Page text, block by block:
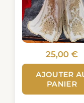
25,00 €
AJOUTER
PANIER